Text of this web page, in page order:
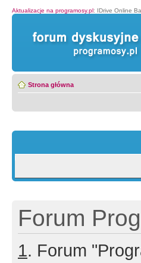
Aktualizacje na programosy.pl: IDrive Online
Strona główna
Forum
1. Forum